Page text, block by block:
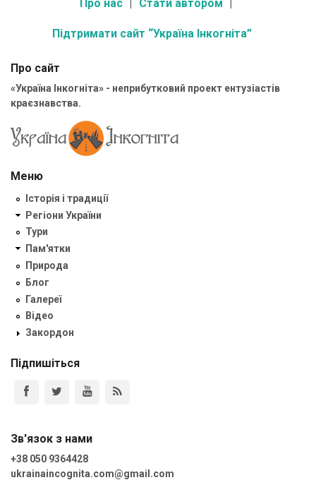
Про нас Стати автором
Підтримати сайт “Україна Інкогніта”
Про сайт
«Україна Інкогніта» - неприбутковий проект ентузіастів
краєзнавства.
Меню
Історія і традиції
Регіони України
Тури
Пам'ятки
Природа
Блог
Галереї
Відео
Закордон
Підпишіться
Зв'язок з нами
+38 050 9364428
ukrainaincognita.com@gmail.com